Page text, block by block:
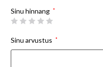
Sinu hinnang *
Sinu arvustus *